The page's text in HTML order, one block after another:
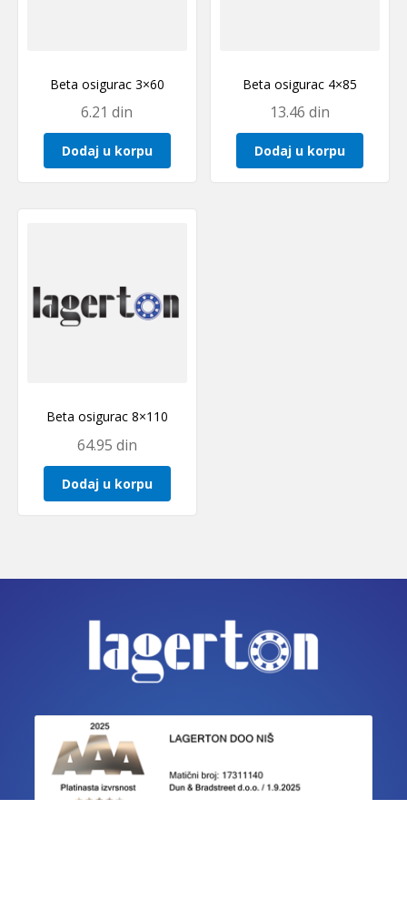
Beta osigurac 3×60
6.21din
Dodaj u korpu
Beta osigurac 4×85
13.46din
Dodaj u korpu
Beta osigurac 8×110
64.95 din
Dodaj u korpu